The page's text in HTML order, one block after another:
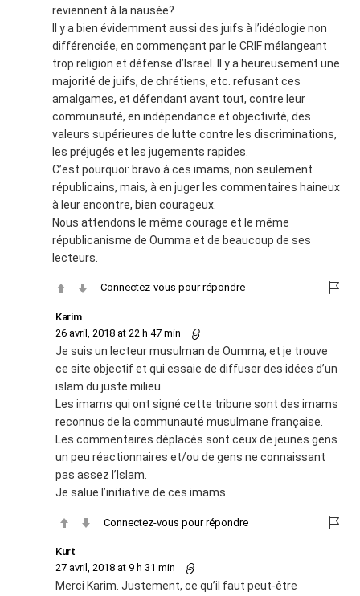
reviennent à la nausée?
Il y a bien évidemment aussi des juifs à l’idéologie non
différenciée, en commençant par le CRIF mélangeant
trop religion et défense d’Israel. Il y a heureusement une
majorité de juifs, de chrétiens, etc. refusant ces
amalgames, et défendant avant tout, contre leur
communauté, en indépendance et objectivité, des
valeurs supérieures de lutte contre les discriminations,
les préjugés et les jugements rapides.
C’est pourquoi: bravo à ces imams, non seulement
républicains, mais, à en juger les commentaires haineux
à leur encontre, bien courageux.
Nous attendons le même courage et le même
républicanisme de Oumma et de beaucoup de ses
lecteurs.
Connectez-vous pour répondre
Karim
26 avril, 2018 at 22 h 47 min
Je suis un lecteur musulman de Oumma, et je trouve
ce site objectif et qui essaie de diffuser des idées d’un
islam du juste milieu.
Les imams qui ont signé cette tribune sont des imams
reconnus de la communauté musulmane française.
Les commentaires déplacés sont ceux de jeunes gens
un peu réactionnaires et/ou de gens ne connaissant
pas assez l’Islam.
Je salue l’initiative de ces imams.
Connectez-vous pour répondre
Kurt
27 avril, 2018 at 9 h 31 min
Merci Karim. Justement, ce qu’il faut peut-être